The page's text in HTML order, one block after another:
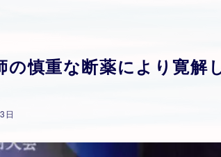
慎重な断薬により寛解
日